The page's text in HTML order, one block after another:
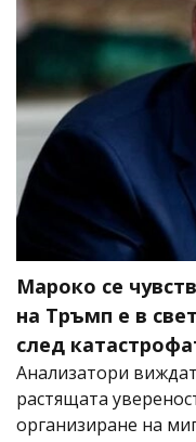
Мароко се
на Тръмп е в
след
Анализатори
растящата
организиране на